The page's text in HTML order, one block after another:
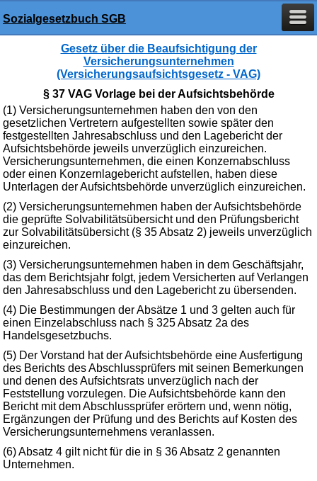
Sozialgesetzbuch SGB
Gesetz über die Beaufsichtigung der
Versicherungsunternehmen
(Versicherungsaufsichtsgesetz - VAG)
§ 37 VAG Vorlage bei der Aufsichtsbehörde
(1) Versicherungsunternehmen haben den von den
gesetzlichen Vertretern aufgestellten sowie später den
festgestellten Jahresabschluss und den Lagebericht der
Aufsichtsbehörde jeweils unverzüglich einzureichen.
Versicherungsunternehmen, die einen Konzernabschluss
oder einen Konzernlagebericht aufstellen, haben diese
Unterlagen der Aufsichtsbehörde unverzüglich einzureichen.
(2) Versicherungsunternehmen haben der Aufsichtsbehörde
die geprüfte Solvabilitätsübersicht und den Prüfungsbericht
zur Solvabilitätsübersicht (§ 35 Absatz 2) jeweils unverzüglich
einzureichen.
(3) Versicherungsunternehmen haben in dem Geschäftsjahr,
das dem Berichtsjahr folgt, jedem Versicherten auf Verlangen
den Jahresabschluss und den Lagebericht zu übersenden.
(4) Die Bestimmungen der Absätze 1 und 3 gelten auch für
einen Einzelabschluss nach § 325 Absatz 2a des
Handelsgesetzbuchs.
(5) Der Vorstand hat der Aufsichtsbehörde eine Ausfertigung
des Berichts des Abschlussprüfers mit seinen Bemerkungen
und denen des Aufsichtsrats unverzüglich nach der
Feststellung vorzulegen. Die Aufsichtsbehörde kann den
Bericht mit dem Abschlussprüfer erörtern und, wenn nötig,
Ergänzungen der Prüfung und des Berichts auf Kosten des
Versicherungsunternehmens veranlassen.
(6) Absatz 4 gilt nicht für die in § 36 Absatz 2 genannten
Unternehmen.